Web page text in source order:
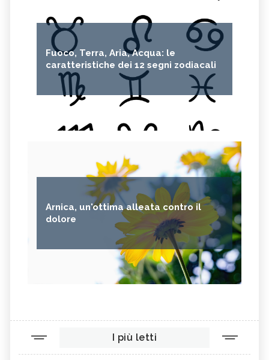
Fuoco, Terra, Aria, Acqua: le
caratteristiche dei 12 segni zodiacali
Arnica, un'ottima alleata contro il
dolore
I più letti